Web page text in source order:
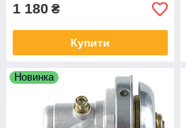
1 180 ₴
Купити
Новинка